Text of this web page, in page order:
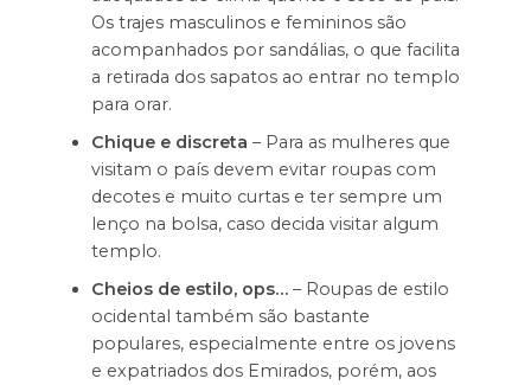
Os trajes masculinos e femininos são
acompanhados por sandálias, o que facilita
a retirada dos sapatos ao entrar no templo
para orar.
Chique e discreta – Para as mulheres que
visitam o país devem evitar roupas com
decotes e muito curtas e ter sempre um
lenço na bolsa, caso decida visitar algum
templo.
Cheios de estilo, ops… – Roupas de estilo
ocidental também são bastante
populares, especialmente entre os jovens
e expatriados dos Emirados, porém, aos